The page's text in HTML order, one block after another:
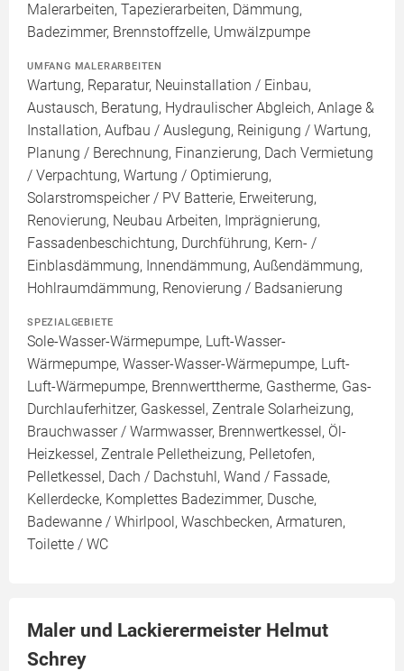
Malerarbeiten, Tapezierarbeiten, Dämmung,
Badezimmer, Brennstoffzelle, Umwälzpumpe
UMFANG MALERARBEITEN
Wartung, Reparatur, Neuinstallation / Einbau,
Austausch, Beratung, Hydraulischer Abgleich, Anlage &
Installation, Aufbau / Auslegung, Reinigung / Wartung,
Planung / Berechnung, Finanzierung, Dach Vermietung
/ Verpachtung, Wartung / Optimierung,
Solarstromspeicher / PV Batterie, Erweiterung,
Renovierung, Neubau Arbeiten, Imprägnierung,
Fassadenbeschichtung, Durchführung, Kern- /
Einblasdämmung, Innendämmung, Außendämmung,
Hohlraumdämmung, Renovierung / Badsanierung
SPEZIALGEBIETE
Sole-Wasser-Wärmepumpe, Luft-Wasser-
Wärmepumpe, Wasser-Wasser-Wärmepumpe, Luft-
Luft-Wärmepumpe, Brennwerttherme, Gastherme, Gas-
Durchlauferhitzer, Gaskessel, Zentrale Solarheizung,
Brauchwasser / Warmwasser, Brennwertkessel, Öl-
Heizkessel, Zentrale Pelletheizung, Pelletofen,
Pelletkessel, Dach / Dachstuhl, Wand / Fassade,
Kellerdecke, Komplettes Badezimmer, Dusche,
Badewanne / Whirlpool, Waschbecken, Armaturen,
Toilette / WC
Maler und Lackierermeister Helmut
Schrey